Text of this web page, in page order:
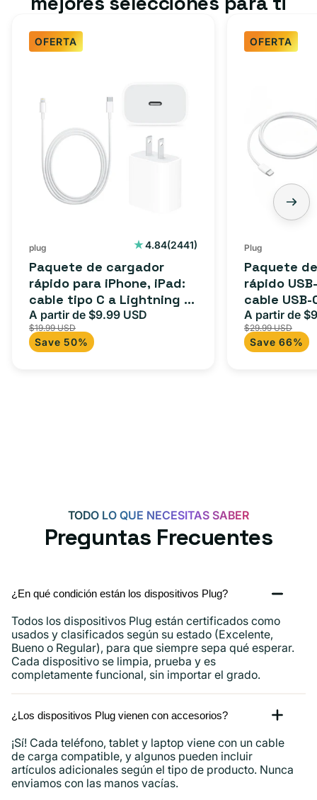
OFERTA
plug 4.84(2441)
2441
Paquete de cargador
rápido para iPhone, iPad:
cable tipo C a Lightning (1
m) + adaptador tipo C
Precio
de
oferta
A partir de $9.99 USD
$19.99 USD
Save 50%
OFERTA
Plug
Paquete
rápido
cable USB-
adaptador
para
iPad y más.
Precio
de
oferta
A partir de
$29.99 USD
Save 66%
TODO LO QUE NECESITAS SABER
Preguntas Frecuentes
¿En qué condición están los dispositivos Plug?
Todos los dispositivos Plug están certificados como
usados ​​y clasificados según su estado (Excelente,
Bueno o Regular), para que siempre sepa qué esperar.
Cada dispositivo se limpia, prueba y es
completamente funcional, sin importar el grado.
¿Los dispositivos Plug vienen con accesorios?
¡Sí! Cada teléfono, tablet y laptop viene con un cable
de carga compatible, y algunos pueden incluir
artículos adicionales según el tipo de producto. Nunca
enviamos con las manos vacías.